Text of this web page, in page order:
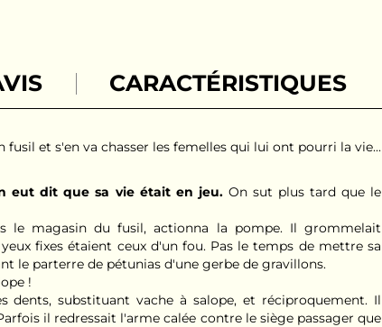
CARACTÉRISTIQUES
et s'en va chasser les femelles qui lui ont pourri la vie...
eut dit que sa vie était en jeu.On sut plus tard que le
le magasin du fusil, actionna la pompe. Il grommelait
fixes étaient ceux d'un fou. Pas le temps de mettre sa
le parterre de pétunias d'une gerbe de gravillons.
!
dents, substituant vache à salope, et réciproquement. Il
il redressait l'arme calée contre le siège passager que